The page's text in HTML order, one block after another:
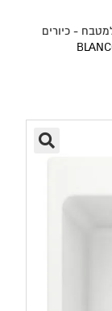
-כיורים